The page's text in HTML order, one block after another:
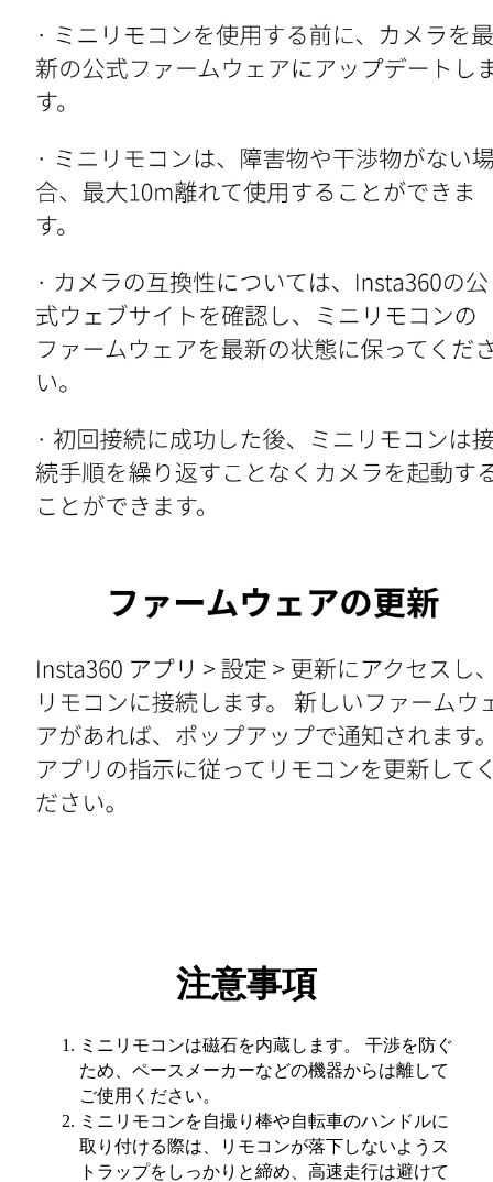
注意事項
ミニリモコンは磁石を内蔵します。 干渉を防ぐ
ため、ペースメーカーなどの機器からは離して
ご使用ください。
ミニリモコンを自撮り棒や自転車のハンドルに
取り付ける際は、リモコンが落下しないようス
トラップをしっかりと締め、高速走行は避けて